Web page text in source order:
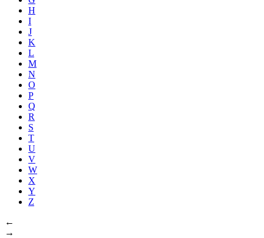
H
I
J
K
L
M
N
O
P
Q
R
S
T
U
V
W
X
Y
Z
←
→